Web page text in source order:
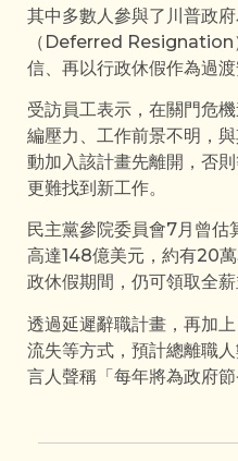
其中多數人參與了川普政
（Deferred Resignation
信、再以行政休假作為過渡
受訪員工表示，在關門危
編壓力、工作前景不明，
動加入該計畫先離開，否
更難找到新工作。
民主黨參院委員會7月曾估
高達148億美元，約有20
政休假期間，仍可領取全薪
透過延遲辭職計畫，再加
流失等方式，預計總離職
言人聲稱「每年將為政府